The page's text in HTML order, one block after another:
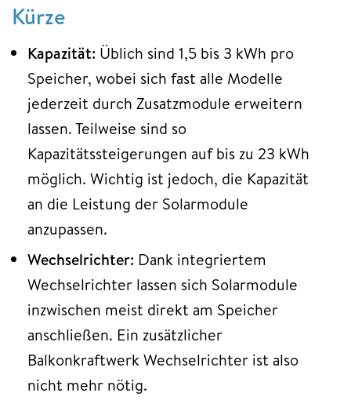
Kürze
Kapazität: Üblich sind 1,5 bis 3 kWh pro
Speicher, wobei sich fast alle Modelle
jederzeit durch Zusatzmodule erweitern
lassen. Teilweise sind so
Kapazitätssteigerungen auf bis zu 23 kWh
möglich. Wichtig ist jedoch, die Kapazität
an die Leistung der Solarmodule
anzupassen.
Wechselrichter: Dank integriertem
Wechselrichter lassen sich Solarmodule
inzwischen meist direkt am Speicher
anschließen. Ein zusätzlicher
Balkonkraftwerk Wechselrichter ist also
nicht mehr nötig.